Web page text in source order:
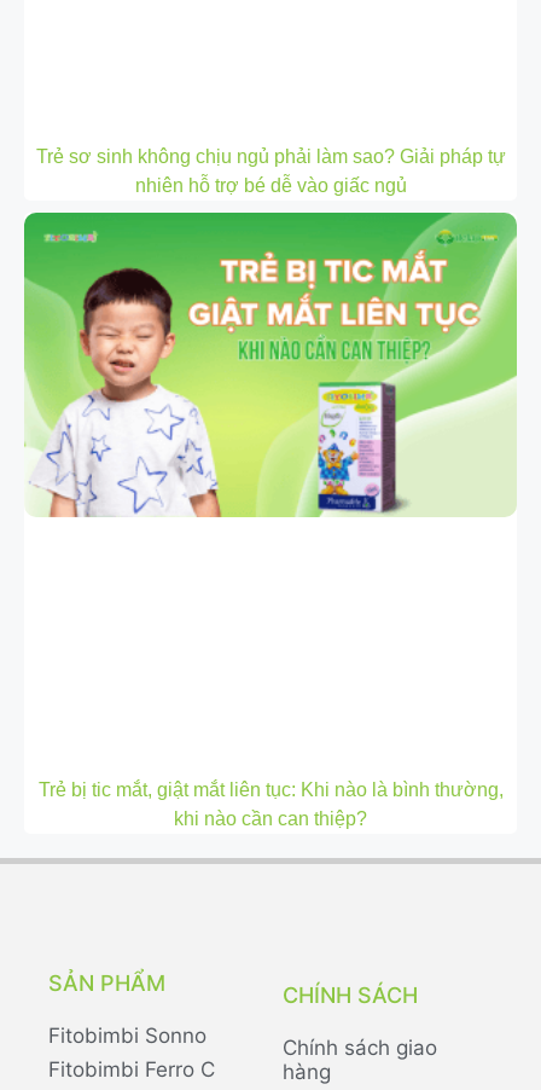
Trẻ sơ sinh không chịu ngủ phải làm sao? Giải pháp tự
nhiên hỗ trợ bé dễ vào giấc ngủ
Trẻ bị tic mắt, giật mắt liên tục: Khi nào là bình thường,
khi nào cần can thiệp?
SẢN PHẨM
Fitobimbi Sonno
Fitobimbi Ferro C
CHÍNH SÁCH
Chính sách giao
hàng